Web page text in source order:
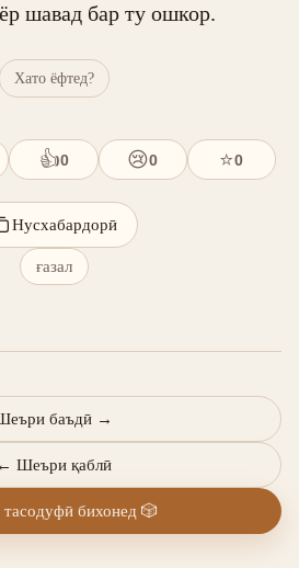
шавад бар ту ошкор.
Хато ёфтед?
👍0 😢0 ⭐0
Нусхабардорӣ
ғазал
← Шеъри қаблӣ
баъдӣ →
бихонед 🎲